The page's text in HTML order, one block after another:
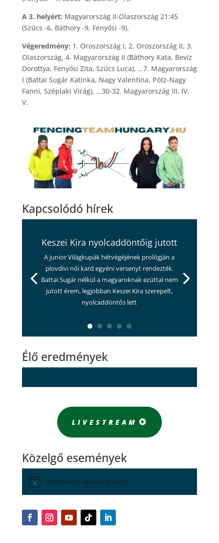
A 3. helyért: Magyarország II-Olaszország 21:45
(Szűcs -6, Báthory -9, Fenyősi -9).
Végeredmény: 1. Oroszország I, 2. Oroszország II, 3.
Olaszország, 4. Magyarország II (Báthory Kata, Beviz
Dorottya, Fenyősi Zita, Szűcs Luca), …7. Magyarország
I (Battai Sugár Katinka, Nagy Valentina, Pótz-Nagy
Fanni, Széplaki Virág), …30-32. Magyarország III, IV,
V.
Kapcsolódó hírek
Keszei Kira nyolcaddöntőig jutott
A junior Világkupák hétvégéjének prológján a
plovdivi női kard egyéni versenyt rendezték.
Battai Sugár nélkül a magyaroknak ezúttal nem
jutott érem, legjobban Keszei Kira szerepelt,
nyolcaddöntős lett
Élő eredmények
LIVESTREAM
Közelgő események
There are no upcoming events.